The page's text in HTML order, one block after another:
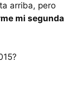
arriba, pero
mi segunda